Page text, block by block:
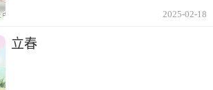
2025-02-18
立春